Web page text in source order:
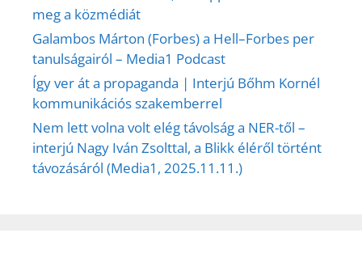
meg a közmédiát
Galambos Márton (Forbes) a Hell–Forbes per
tanulságairól – Media1 Podcast
Így ver át a propaganda | Interjú Bőhm Kornél
kommunikációs szakemberrel
Nem lett volna volt elég távolság a NER-től –
interjú Nagy Iván Zsolttal, a Blikk éléről történt
távozásáról (Media1, 2025.11.11.)